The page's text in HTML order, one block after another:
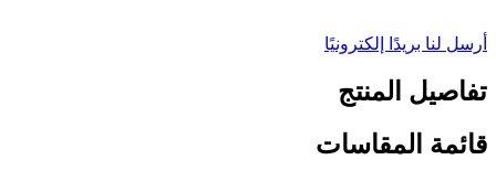
أرسل لنا بريدًا إلكترونيًا
تفاصيل المنتج
قائمة المقاسات